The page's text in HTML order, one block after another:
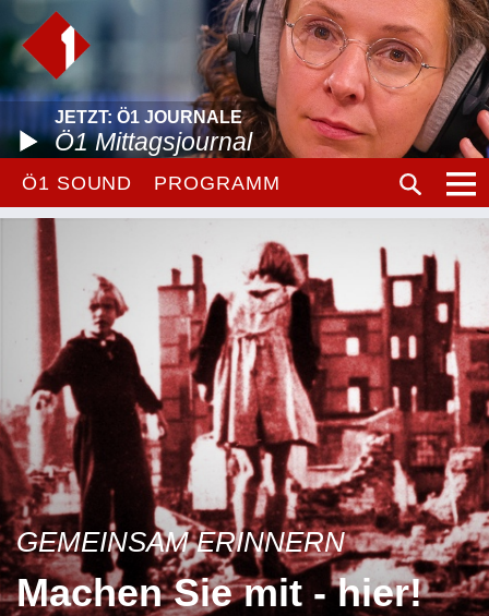
JETZT: Ö1 JOURNALE
Ö1 Mittagsjournal
Ö1 SOUND PROGRAMM
GEMEINSAM ERINNERN
Machen Sie mit - hier!